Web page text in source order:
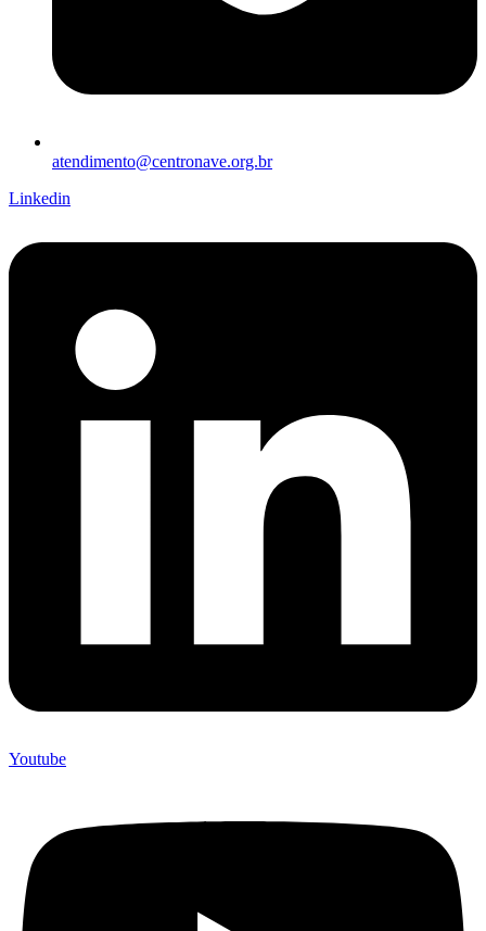
atendimento@centronave.org.br
Linkedin
Youtube